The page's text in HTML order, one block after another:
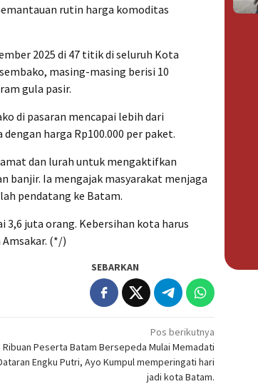
rutin harga komoditas
2025 di 47 titik di seluruh Kota
masing-masing berisi 10
gula pasir.
di pasaran mencapai lebih dari
harga Rp100.000 per paket.
dan lurah untuk mengaktifkan
banjir. Ia mengajak masyarakat menjaga
pendatang ke Batam.
3,6 juta orang. Kebersihan kota harus
(*/)
SEBARKAN
Pos berikutnya
Ribuan Peserta Batam Bersepeda Mulai Memadati
Engku Putri, Ayo Kumpul memperingati hari
jadi kota Batam.